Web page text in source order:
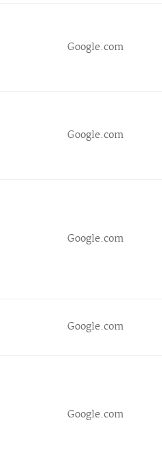
Google.com
Google.com
Google.com
Google.com
Google.com